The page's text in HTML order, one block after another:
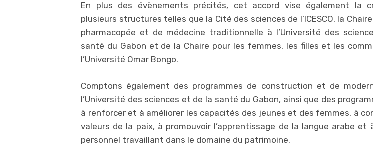
En plus des évènements précités, cet accord vise également la
plusieurs structures telles que la Cité des sciences de l’ICESCO, la Chaire
pharmacopée et de médecine traditionnelle à l’Université des
santé du Gabon et de la Chaire pour les femmes, les filles et les
l’Université Omar Bongo.
Comptons également des programmes de construction et de
l’Université des sciences et de la santé du Gabon, ainsi que des
à renforcer et à améliorer les capacités des jeunes et des femmes, à
valeurs de la paix, à promouvoir l’apprentissage de la langue arabe et
personnel travaillant dans le domaine du patrimoine.